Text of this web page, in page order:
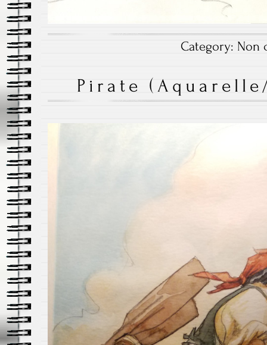
Category: Non
Pirate